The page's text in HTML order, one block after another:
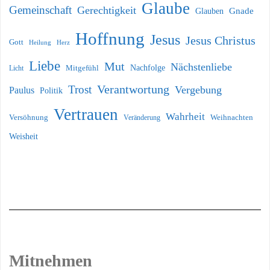
Gemeinschaft Gerechtigkeit Glaube Glauben Gnade
Gott Heilung Herz Hoffnung Jesus Jesus Christus
Licht Liebe Mitgefühl Mut Nachfolge Nächstenliebe
Paulus Politik Trost Verantwortung Vergebung
Versöhnung Vertrauen Veränderung Wahrheit Weihnachten
Weisheit
Mitnehmen